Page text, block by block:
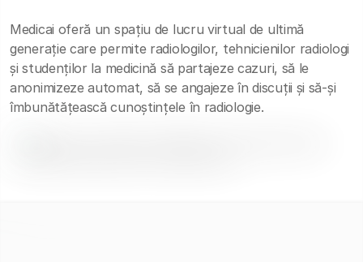
Medicai oferă un spațiu de lucru virtual de ultimă
generație care permite radiologilor, tehnicienilor radiologi
și studenților la medicină să partajeze cazuri, să le
anonimizeze automat, să se angajeze în discuții și să-și
îmbunătățească cunoștințele în radiologie.